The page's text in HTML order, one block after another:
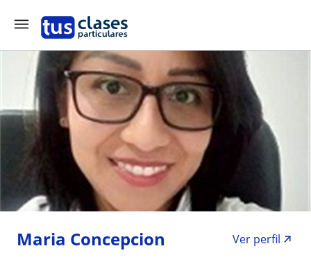
Maria Concepcion
Ver perfil